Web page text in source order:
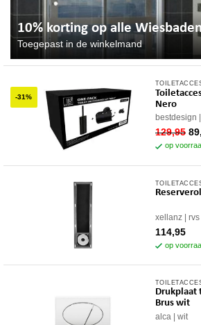
10% korting op alle
Toegepast in de winkelmand
-31%
Nero
bestdesign
129,95
op
xellanz rvs
114,95
op
Drukplaat
Brus wit
alca wit